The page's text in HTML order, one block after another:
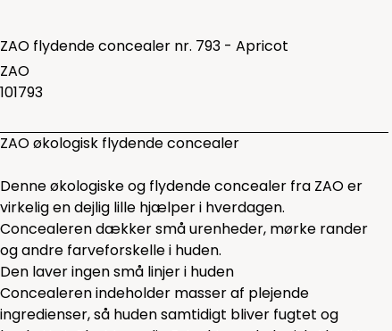
ZAO flydende concealer nr. 793 - Apricot
ZAO
101793
ZAO økologisk flydende concealer
Denne økologiske og flydende concealer fra ZAO er
virkelig en dejlig lille hjælper i hverdagen.
Concealeren dækker små urenheder, mørke rander
og andre farveforskelle i huden.
Den laver ingen små linjer i huden
Concealeren indeholder masser af plejende
ingredienser, så huden samtidigt bliver fugtet og